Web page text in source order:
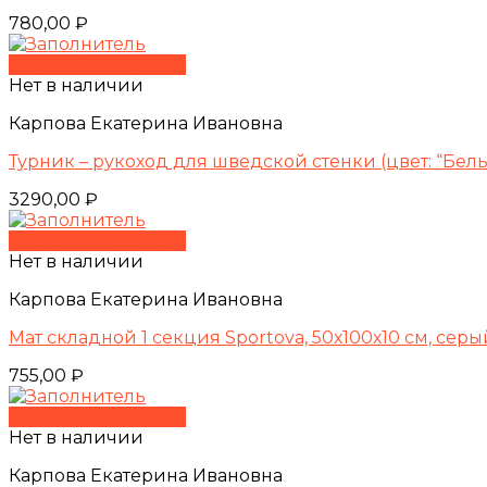
780,00 ₽
Нет в наличии
Карпова Екатерина Ивановна
Турник – рукоход для шведской стенки (цвет:
3290,00 ₽
Нет в наличии
Карпова Екатерина Ивановна
Мат складной 1 секция Sportova, 50х100х10 см,
755,00 ₽
Нет в наличии
Карпова Екатерина Ивановна